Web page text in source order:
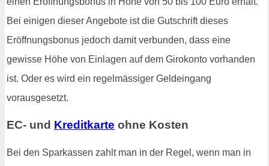
Bei einigen dieser Angebote ist die Gutschrift dieses
Eröffnungsbonus jedoch damit verbunden, dass eine
gewisse Höhe von Einlagen auf dem Girokonto vorhanden
ist. Oder es wird ein regelmässiger Geldeingang
vorausgesetzt.
EC- und Kreditkarte ohne Kosten
Bei den Sparkassen zahlt man in der Regel, wenn man in